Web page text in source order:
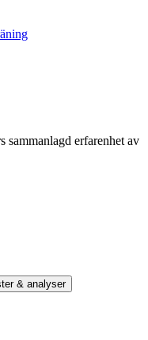
sammanlagd erfarenhet av
& analyser